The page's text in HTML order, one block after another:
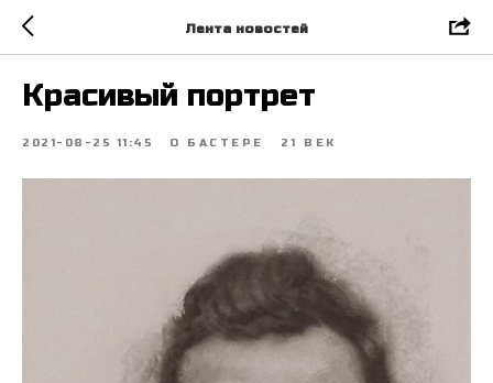
Лента новостей
Красивый портрет
2021-08-25 11:45 О БАСТЕРЕ 21 ВЕК